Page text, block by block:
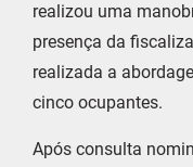
realizou uma
presença da
realizada a
cinco ocupantes.
Após consulta